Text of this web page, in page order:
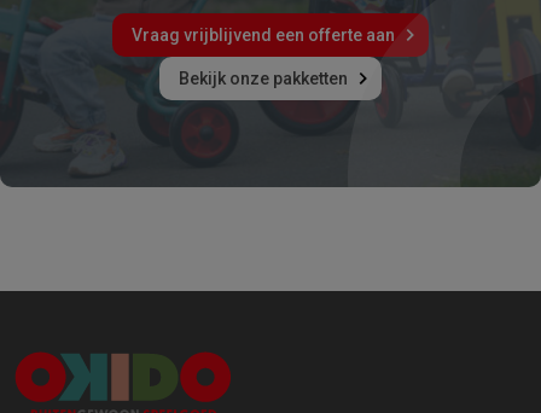
Vraag vrijblijvend een offerte aan
Bekijk onze pakketten